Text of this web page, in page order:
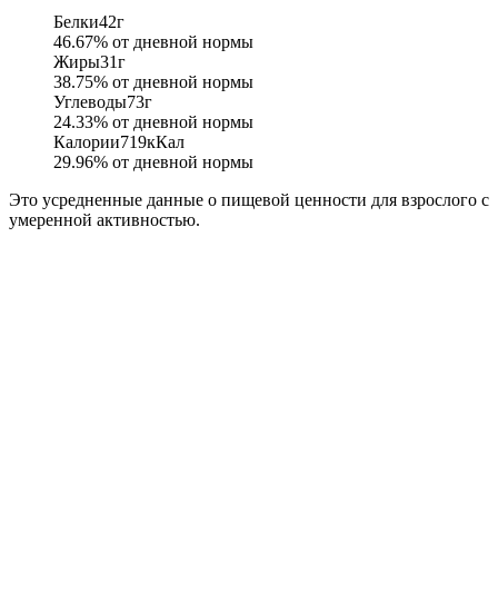
Белки42г
46.67% от дневной нормы
Жиры31г
38.75% от дневной нормы
Углеводы73г
24.33% от дневной нормы
Калории719кКал
29.96% от дневной нормы
Это усредненные данные о пищевой ценности для взрослого с
умеренной активностью.